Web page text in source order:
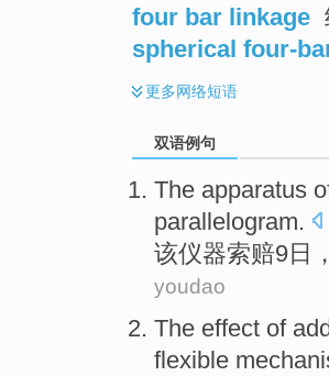
four bar linkage
spherical four-
更多网络短语
双语例句
The apparatus
parallelogram.
该仪器索赔9日 ，
youdao
The effect of
flexible